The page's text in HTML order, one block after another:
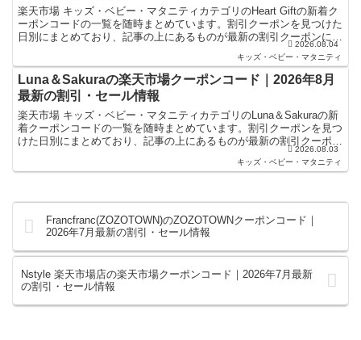
楽天市場 キッズ・ベビー・マタニティカテゴリのHeart Giftの新着ク
ーポンコードの一覧を随時まとめています。割引クーポンを見つけた
日別にまとめており、記事の上にあるものが最新の割引クーポンにな
2026.08.04
キッズ・ベビー・マタニティ
Luna＆Sakuraの楽天市場クーポンコード｜2026年8月
最新の割引・セール情報
楽天市場 キッズ・ベビー・マタニティカテゴリのLuna＆Sakuraの新
着クーポンコードの一覧を随時まとめています。割引クーポンを見つ
けた日別にまとめており、記事の上にあるものが最新の割引クーポン
2026.08.03
キッズ・ベビー・マタニティ
Francfranc(ZOZOTOWN)のZOZOTOWNクーポンコード｜
2026年7月最新の割引・セール情報
Nstyle 楽天市場店の楽天市場クーポンコード｜2026年7月最新
の割引・セール情報